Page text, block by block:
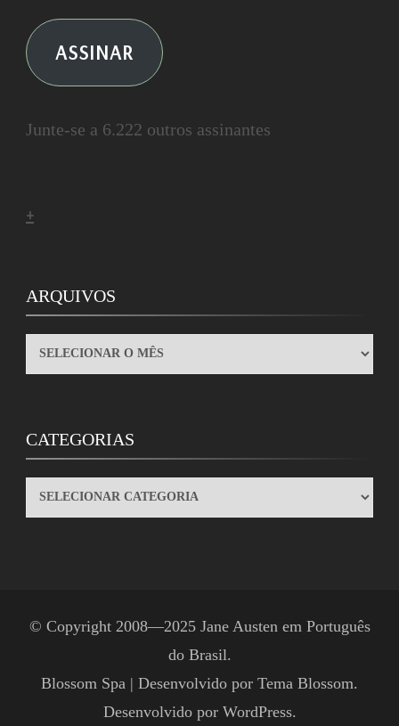
ASSINAR
Junte-se a 6.222 outros assinantes
+
ARQUIVOS
ARQUIVOS
CATEGORIAS
CATEGORIAS
© Copyright 2008—2025 Jane Austen em Português
do Brasil.
Blossom Spa | Desenvolvido por Tema Blossom.
Desenvolvido por WordPress.